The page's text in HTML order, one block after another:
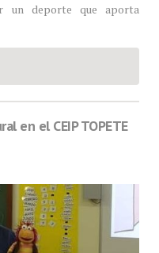
un deporte que aporta
en el CEIP TOPETE